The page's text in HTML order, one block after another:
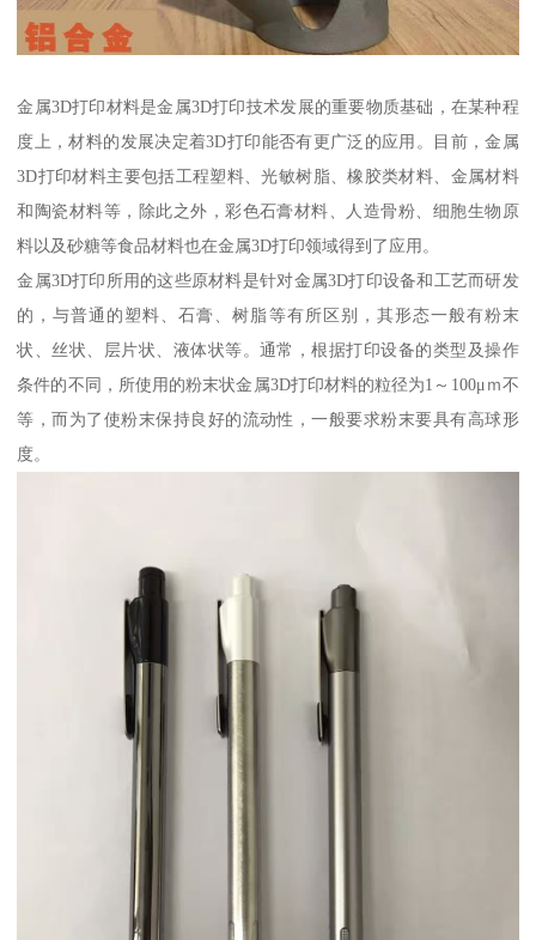
金属3D打印材料是金属3D打印技术发展的重要物质基础，在某种程
度上，材料的发展决定着3D打印能否有更广泛的应用。目前，金属
3D打印材料主要包括工程塑料、光敏树脂、橡胶类材料、金属材料
和陶瓷材料等，除此之外，彩色石膏材料、人造骨粉、细胞生物原
料以及砂糖等食品材料也在金属3D打印领域得到了应用。
金属3D打印所用的这些原材料是针对金属3D打印设备和工艺而研发
的，与普通的塑料、石膏、树脂等有所区别，其形态一般有粉末
状、丝状、层片状、液体状等。通常，根据打印设备的类型及操作
条件的不同，所使用的粉末状金属3D打印材料的粒径为1～100μｍ不
等，而为了使粉末保持良好的流动性，一般要求粉末要具有高球形
度。